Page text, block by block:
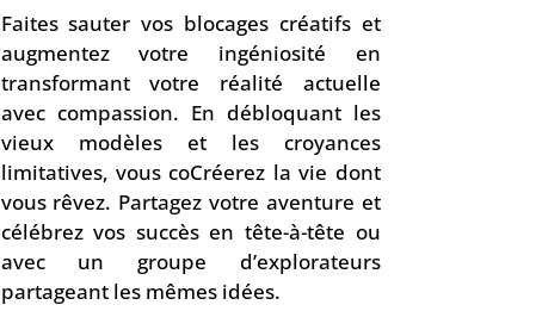
Faites sauter vos blocages créatifs et
augmentez votre ingéniosité en
transformant votre réalité actuelle
avec compassion. En débloquant les
vieux modèles et les croyances
limitatives, vous coCréerez la vie dont
vous rêvez. Partagez votre aventure et
célébrez vos succès en tête-à-tête ou
avec un groupe d’explorateurs
partageant les mêmes idées.